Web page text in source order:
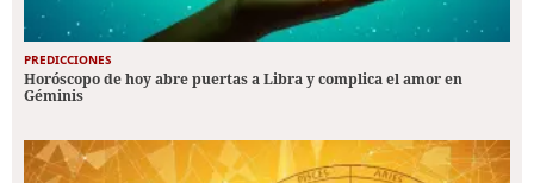
PREDICCIONES
Horóscopo de hoy abre puertas a Libra y complica el amor en
Géminis